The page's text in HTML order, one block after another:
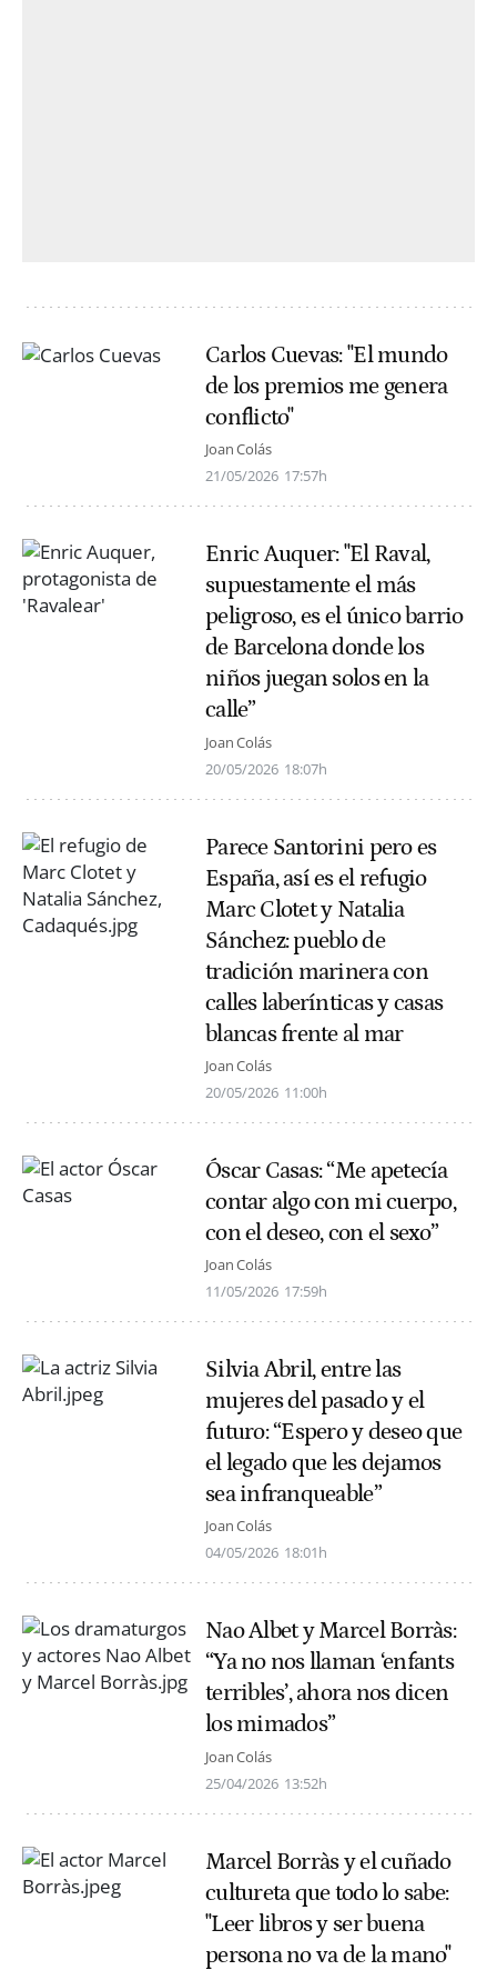
Carlos Cuevas: "El mundo
de los premios me genera
conflicto"
Joan Colás
21/05/2026 17:57h
Enric Auquer: "El Raval,
supuestamente el más
peligroso, es el único barrio
de Barcelona donde los
niños juegan solos en la
calle”
Joan Colás
20/05/2026 18:07h
Parece Santorini pero es
España, así es el refugio
Marc Clotet y Natalia
Sánchez: pueblo de
tradición marinera con
calles laberínticas y casas
blancas frente al mar
Joan Colás
20/05/2026 11:00h
Óscar Casas: “Me apetecía
contar algo con mi cuerpo,
con el deseo, con el sexo”
Joan Colás
11/05/2026 17:59h
Silvia Abril, entre las
mujeres del pasado y el
futuro: “Espero y deseo que
el legado que les dejamos
sea infranqueable”
Joan Colás
04/05/2026 18:01h
Nao Albet y Marcel Borràs:
“Ya no nos llaman ‘enfants
terribles’, ahora nos dicen
los mimados”
Joan Colás
25/04/2026 13:52h
Marcel Borràs y el cuñado
cultureta que todo lo sabe:
"Leer libros y ser buena
persona no va de la mano"